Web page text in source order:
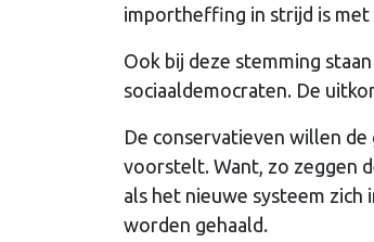
importheffing in strijd is met
Ook bij deze stemming
sociaaldemocraten. De
De conservatieven willen
voorstelt. Want, zo zeggen
als het nieuwe systeem
worden gehaald.